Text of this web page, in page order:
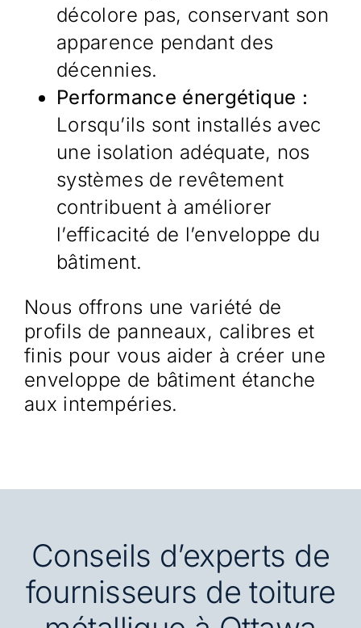
décolore pas, conservant son
apparence pendant des
décennies.
Performance énergétique :
Lorsqu’ils sont installés avec
une isolation adéquate, nos
systèmes de revêtement
contribuent à améliorer
l’efficacité de l’enveloppe du
bâtiment.
Nous offrons une variété de
profils de panneaux, calibres et
finis pour vous aider à créer une
enveloppe de bâtiment étanche
aux intempéries.
Conseils d’experts de
fournisseurs de toiture